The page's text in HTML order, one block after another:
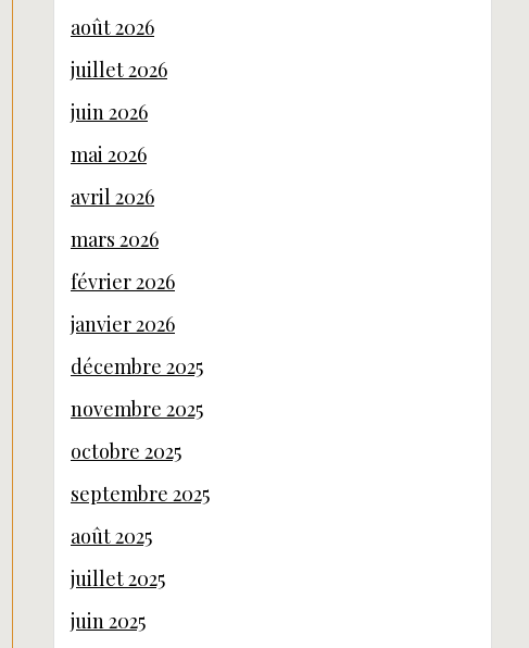
août 2026
juillet 2026
juin 2026
mai 2026
avril 2026
mars 2026
février 2026
janvier 2026
décembre 2025
novembre 2025
octobre 2025
septembre 2025
août 2025
juillet 2025
juin 2025